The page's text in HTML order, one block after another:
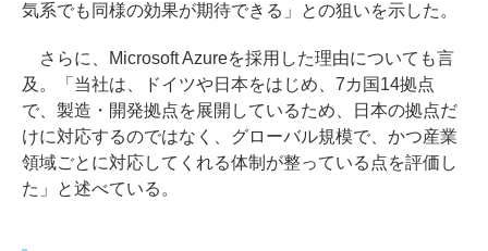
気系でも同様の効果が期待できる」との狙いを示した。
さらに、Microsoft Azureを採用した理由についても言
及。「当社は、ドイツや日本をはじめ、7カ国14拠点
で、製造・開発拠点を展開しているため、日本の拠点だ
けに対応するのではなく、グローバル規模で、かつ産業
領域ごとに対応してくれる体制が整っている点を評価し
た」と述べている。